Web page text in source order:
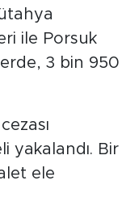
ile Porsuk
3 bin 950
yakalandı. Bir
ele